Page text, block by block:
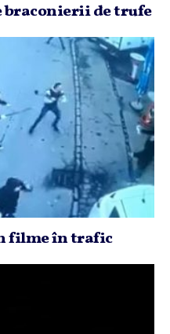
braconierii de trufe
filme în trafic